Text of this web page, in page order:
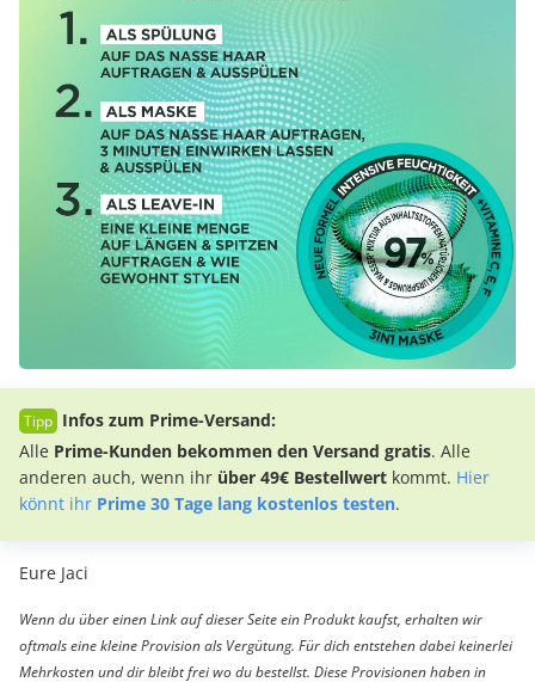
Infos zum Prime-Versand:
Alle Prime-Kunden bekommen den Versand gratis. Alle
anderen auch, wenn ihr über 49€ Bestellwert kommt. Hier
könnt ihr Prime 30 Tage lang kostenlos testen.
Eure Jaci
Wenn du über einen Link auf dieser Seite ein Produkt kaufst, erhalten wir
oftmals eine kleine Provision als Vergütung. Für dich entstehen dabei keinerlei
Mehrkosten und dir bleibt frei wo du bestellst. Diese Provisionen haben in